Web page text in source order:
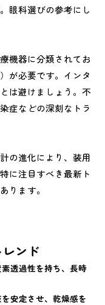
眼科選びの参考にし
機器に分類されてお
が必要です。インタ
は避けましょう。不
症などの深刻なトラ
の進化により、装用
に注目すべき最新ト
ります。
ンド
透過性を持ち、長時
安定させ、乾燥感を